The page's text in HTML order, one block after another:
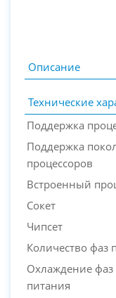
Описание
Технические
Поддержка
Поддержка
процессоров
Встроенный
Сокет
Чипсет
Количество фаз
Охлаждение фаз
питания